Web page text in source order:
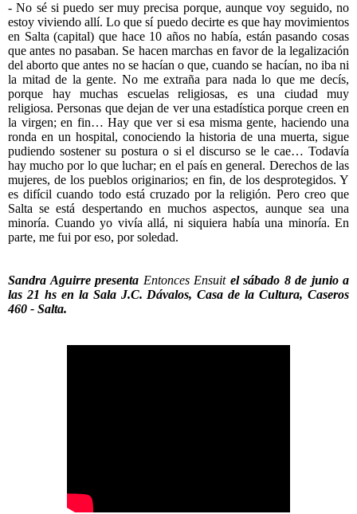
- No sé si puedo ser muy precisa porque, aunque voy seguido, no
estoy viviendo allí. Lo que sí puedo decirte es que hay movimientos
en Salta (capital) que hace 10 años no había, están pasando cosas
que antes no pasaban. Se hacen marchas en favor de la legalización
del aborto que antes no se hacían o que, cuando se hacían, no iba ni
la mitad de la gente. No me extraña para nada lo que me decís,
porque hay muchas escuelas religiosas, es una ciudad muy
religiosa. Personas que dejan de ver una estadística porque creen en
la virgen; en fin… Hay que ver si esa misma gente, haciendo una
ronda en un hospital, conociendo la historia de una muerta, sigue
pudiendo sostener su postura o si el discurso se le cae… Todavía
hay mucho por lo que luchar; en el país en general. Derechos de las
mujeres, de los pueblos originarios; en fin, de los desprotegidos. Y
es difícil cuando todo está cruzado por la religión. Pero creo que
Salta se está despertando en muchos aspectos, aunque sea una
minoría. Cuando yo vivía allá, ni siquiera había una minoría. En
parte, me fui por eso, por soledad.
Sandra Aguirre presenta Entonces Ensuit el sábado 8 de junio a
las 21 hs en la Sala J.C. Dávalos, Casa de la Cultura, Caseros
460 - Salta.